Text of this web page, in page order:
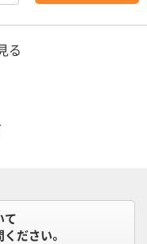
る
て
ださい。